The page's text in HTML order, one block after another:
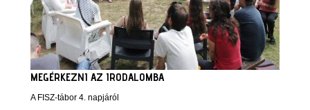
MEGÉRKEZNI AZ IRODALOMBA
A FISZ-tábor 4. napjáról